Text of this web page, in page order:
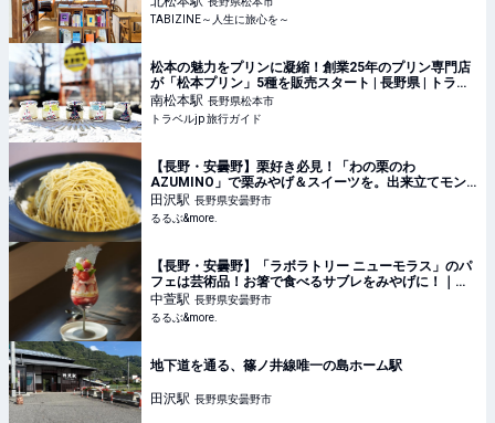
TABIZINE～人生に旅心を～
松本の魅力をプリンに凝縮！創業25年のプリン専門店
が「松本プリン」5種を販売スタート | 長野県 | トラベ
ルjp 旅行ガイド
南松本駅 長野県松本市
トラベルjp 旅行ガイド
【長野・安曇野】栗好き必見！「わの栗のわ
AZUMINO」で栗みやげ＆スイーツを。出来立てモン
ブランは行列必至！｜るるぶ&more.
田沢駅 長野県安曇野市
るるぶ&more.
【長野・安曇野】「ラボラトリー ニューモラス」のパ
フェは芸術品！お箸で食べるサブレをみやげに！｜る
るぶ&more.
中萱駅 長野県安曇野市
るるぶ&more.
地下道を通る、篠ノ井線唯一の島ホーム駅
田沢駅 長野県安曇野市